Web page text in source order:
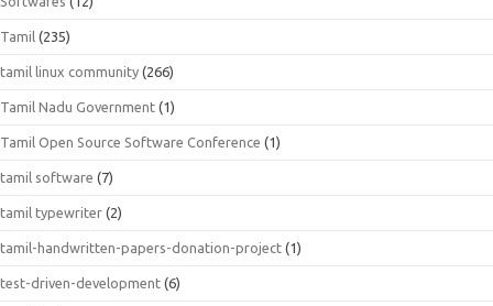
Tamil (235)
tamil linux community (266)
Tamil Nadu Government (1)
Tamil Open Source Software Conference (1)
tamil software (7)
tamil typewriter (2)
tamil-handwritten-papers-donation-project (1)
test-driven-development (6)